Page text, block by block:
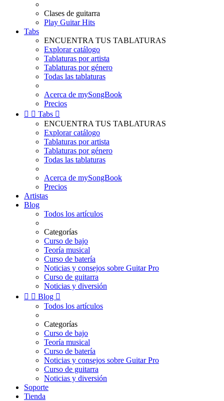
Clases de guitarra
Play Guitar Hits
Tabs
ENCUENTRA TUS TABLATURAS
Explorar catálogo
Tablaturas por artista
Tablaturas por género
Todas las tablaturas
Acerca de mySongBook
Precios
  Tabs 
ENCUENTRA TUS TABLATURAS
Explorar catálogo
Tablaturas por artista
Tablaturas por género
Todas las tablaturas
Acerca de mySongBook
Precios
Artistas
Blog
Todos los artículos
Categorías
Curso de bajo
Teoría musical
Curso de batería
Noticias y consejos sobre Guitar Pro
Curso de guitarra
Noticias y diversión
  Blog 
Todos los artículos
Categorías
Curso de bajo
Teoría musical
Curso de batería
Noticias y consejos sobre Guitar Pro
Curso de guitarra
Noticias y diversión
Soporte
Tienda